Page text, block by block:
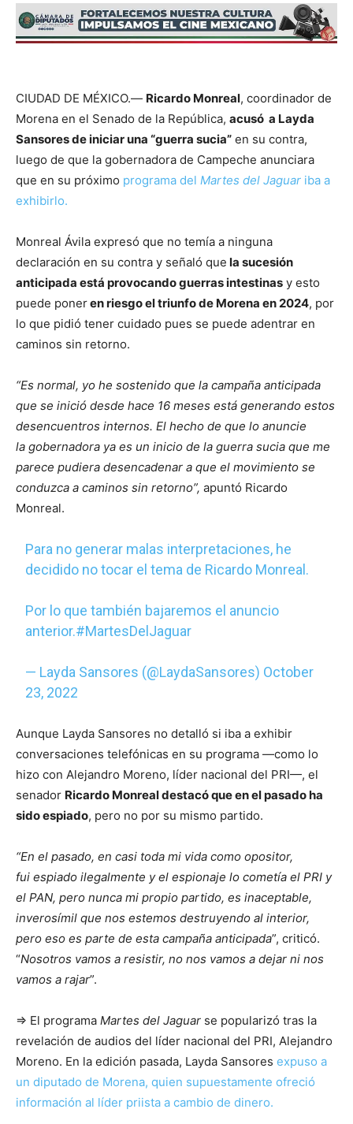
CIUDAD DE MÉXICO.— Ricardo Monreal, coordinador de
Morena en el Senado de la República, acusó a Layda
Sansores de iniciar una “guerra sucia” en su contra,
luego de que la gobernadora de Campeche anunciara
que en su próximo programa del Martes del Jaguar iba a
exhibirlo.
Monreal Ávila expresó que no temía a ninguna
declaración en su contra y señaló que la sucesión
anticipada está provocando guerras intestinas y esto
puede poneren riesgo el triunfo de Morena en 2024, por
lo que pidió tener cuidado pues se puede adentrar en
caminos sin retorno.
“Es normal, yo he sostenido que la campaña anticipada
que se inició desde hace 16 meses está generando estos
desencuentros internos. El hecho de que lo anuncie
la gobernadora ya es un inicio de la guerra sucia que me
parece pudiera desencadenar a que el movimiento se
conduzca a caminos sin retorno”, apuntó Ricardo
Monreal.
Para no generar malas interpretaciones, he
decidido no tocar el tema de Ricardo Monreal.
Por lo que también bajaremos el anuncio
anterior.#MartesDelJaguar
— Layda Sansores (@LaydaSansores) October
23, 2022
Aunque Layda Sansores no detalló si iba a exhibir
conversaciones telefónicas en su programa —como lo
hizo con Alejandro Moreno, líder nacional del PRI—, el
senador Ricardo Monreal destacó que en el pasado ha
sido espiado, pero no por su mismo partido.
“En el pasado, en casi toda mi vida como opositor,
fui espiado ilegalmente y el espionaje lo cometía el PRI y
el PAN, pero nunca mi propio partido, es inaceptable,
inverosímil que nos estemos destruyendo al interior,
pero eso es parte de esta campaña anticipada”, criticó.
“Nosotros vamos a resistir, no nos vamos a dejar ni nos
vamos a rajar”.
⇒ El programa Martes del Jaguar se popularizó tras la
revelación de audios del líder nacional del PRI, Alejandro
Moreno. En la edición pasada, Layda Sansores expuso a
un diputado de Morena, quien supuestamente ofreció
información al líder priista a cambio de dinero.